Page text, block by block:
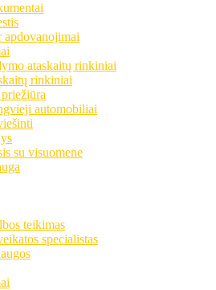
apdovanojimai
ataskaitų rinkiniai
rinkiniai
automobiliai
su visuomene
teikimas
specialistas